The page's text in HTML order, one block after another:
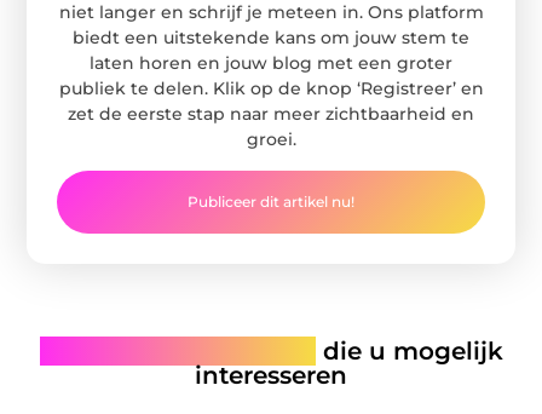
niet langer en schrijf je meteen in. Ons platform
biedt een uitstekende kans om jouw stem te
laten horen en jouw blog met een groter
publiek te delen. Klik op de knop ‘Registreer’ en
zet de eerste stap naar meer zichtbaarheid en
groei.
Publiceer dit artikel nu!
die u mogelijk
interesseren